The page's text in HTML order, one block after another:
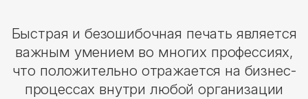
Быстрая и безошибочная печать является
важным умением во многих профессиях,
что положительно отражается на бизнес-
процессах внутри любой организации